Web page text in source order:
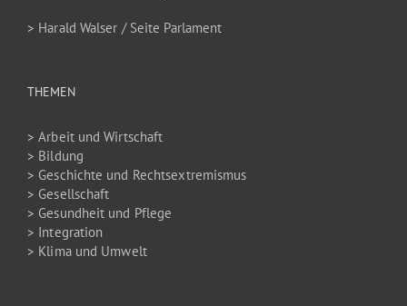
> Harald Walser / Seite Parlament
THEMEN
> Arbeit und Wirtschaft
> Bildung
> Geschichte und Rechtsextremismus
> Gesellschaft
> Gesundheit und Pflege
> Integration
> Klima und Umwelt